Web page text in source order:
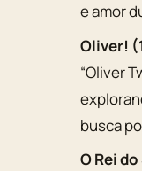
e amor
Oliver!
“Oliver
busca
O Rei